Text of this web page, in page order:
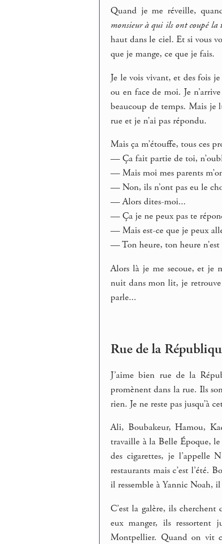
Quand je me réveille,
monsieur à qui ils ont coupé la
haut dans le ciel. Et si vous
que je mange, ce que je fais.
Je le vois vivant, et des fois
ou en face de moi. Je
beaucoup de temps. Mais je
rue et je n’ai pas répondu.
Mais ça m’étouffe, tous ces
— Ça fait partie de toi,
— Mais moi mes parents
— Non, ils n’ont pas eu le
— Alors dites-moi...
— Ça je ne peux pas te
— Mais est-ce que je peux
— Ton heure, ton heure n’est
Alors là je me secoue, et je
nuit dans mon lit, je retrouve
parle...
Rue de la
J’aime bien rue de la
promènent dans la rue. Ils
rien. Je ne reste pas jusqu’à
Ali, Boubakeur, Hamou,
travaille à la Belle Époque,
des cigarettes, je
restaurants mais c’est l’été.
il ressemble à Yannic Noah,
C’est la galère, ils
eux manger, ils ressortent
Montpellier. Quand on vit